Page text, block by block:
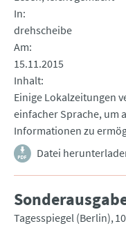
In
drehscheibe
Am
15.11.2015
Inhalt
Einige Lokalzeitungen
einfacher Sprache, um
Informationen zu
Datei
Tagesspiegel (Berlin)